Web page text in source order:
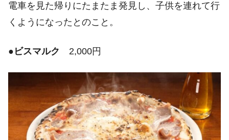
電車を見た帰りにたまたま発見し、子供を連れて行
くようになったとのこと。
● ビスマルク 2,000円